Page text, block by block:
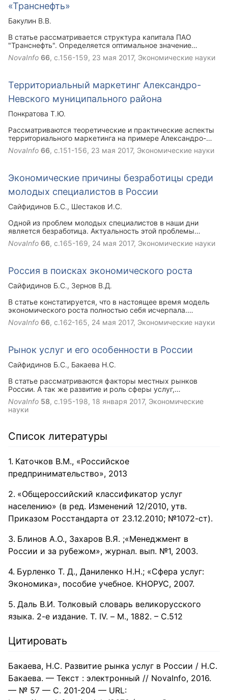
«Транснефть»
Бакулин В.В.
В статье рассматривается структура капитала ПАО
"Транснефть". Определяется оптимальное значение
структуры капитала для компании методом минимизации
средневзвешенной стоимости капитала (WACC), а также
NovaInfo 66, с.156-159, 23 мая 2017, Экономические науки
Территориальный маркетинг Александро-
Невского муниципального района
Понкратова Т.Ю.
Рассматриваются теоретические и практические аспекты
территориального маркетинга на примере Александро-
Невского муниципального района Рязанской области.
NovaInfo 66, с.151-156, 23 мая 2017, Экономические науки
Экономические причины безработицы среди
молодых специалистов в России
Сайфидинов Б.С.
Шестаков И.С.
Одной из проблем молодых специалистов в наши дни
является безработица. Актуальность этой проблемы
состоит не столько в ее противоречивости, сколько в
противоречивом положении молодых специалистов на
NovaInfo 66, с.165-169, 24 мая 2017, Экономические науки
Россия в поисках экономического роста
Сайфидинов Б.С.
Зернов В.Д.
В статье констатируется, что в настоящее время модель
экономического роста полностью себя исчерпала.
Развитие блокируется сложившейся в России сырьевой
экономической системой, которая противодействует
NovaInfo 66, с.162-165, 24 мая 2017, Экономические науки
Рынок услуг и его особенности в России
Сайфидинов Б.С.
Бакаева Н.С.
В статье рассматриваются факторы местных рынков
России. А так же развитие и роль сферы услуг,
особенности и специфика.
NovaInfo 58, с.195-198, 18 января 2017, Экономические
науки
Список литературы
Каточков В.М., «Российское
предпринимательство», 2013
«Общероссийский классификатор услуг
населению» (в ред. Изменений 12/2010, утв.
Приказом Росстандарта от 23.12.2010; №1072-ст).
Блинов А.О., Захаров В.Я. ;«Менеджмент в
России и за рубежом», журнал. вып. №1, 2003.
Бурленко Т. Д., Даниленко Н.Н.; «Сфера услуг:
Экономика», пособие учебное. КНОРУС, 2007.
Даль В.И. Толковый словарь великорусского
языка. 2-е издание. Т. IV. – М., 1882. – С.512
Цитировать
Бакаева, Н.С. Развитие рынка услуг в России / Н.С.
Бакаева. — Текст : электронный // NovaInfo, 2016.
— № 57 — С. 201-204 — URL: